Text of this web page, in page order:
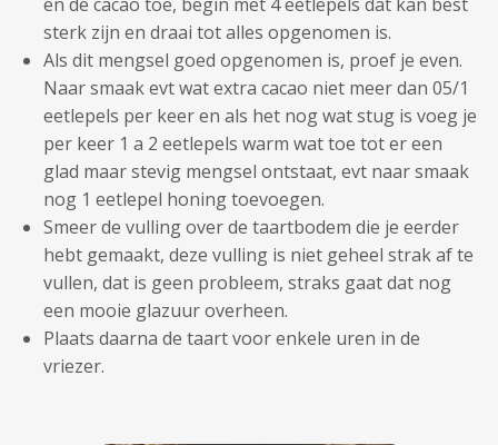
sterk zijn en draai tot alles opgenomen is.
Als dit mengsel goed opgenomen is, proef je even.
Naar smaak evt wat extra cacao niet meer dan 05/1
eetlepels per keer en als het nog wat stug is voeg je
per keer 1 a 2 eetlepels warm wat toe tot er een
glad maar stevig mengsel ontstaat, evt naar smaak
nog 1 eetlepel honing toevoegen.
Smeer de vulling over de taartbodem die je eerder
hebt gemaakt, deze vulling is niet geheel strak af te
vullen, dat is geen probleem, straks gaat dat nog
een mooie glazuur overheen.
Plaats daarna de taart voor enkele uren in de
vriezer.